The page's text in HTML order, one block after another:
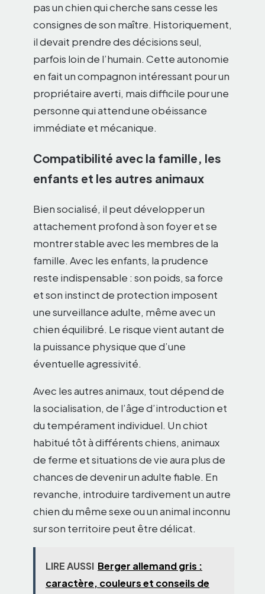
pas un chien qui cherche sans cesse les
consignes de son maître. Historiquement,
il devait prendre des décisions seul,
parfois loin de l’humain. Cette autonomie
en fait un compagnon intéressant pour un
propriétaire averti, mais difficile pour une
personne qui attend une obéissance
immédiate et mécanique.
Compatibilité avec la famille, les
enfants et les autres animaux
Bien socialisé, il peut développer un
attachement profond à son foyer et se
montrer stable avec les membres de la
famille. Avec les enfants, la prudence
reste indispensable : son poids, sa force
et son instinct de protection imposent
une surveillance adulte, même avec un
chien équilibré. Le risque vient autant de
la puissance physique que d’une
éventuelle agressivité.
Avec les autres animaux, tout dépend de
la socialisation, de l’âge d’introduction et
du tempérament individuel. Un chiot
habitué tôt à différents chiens, animaux
de ferme et situations de vie aura plus de
chances de devenir un adulte fiable. En
revanche, introduire tardivement un autre
chien du même sexe ou un animal inconnu
sur son territoire peut être délicat.
LIRE AUSSI Berger allemand gris :
caractère, couleurs et conseils de